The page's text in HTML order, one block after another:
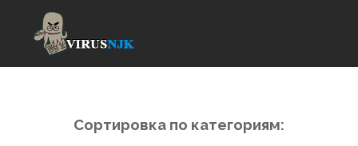
Сортировка по категориям: